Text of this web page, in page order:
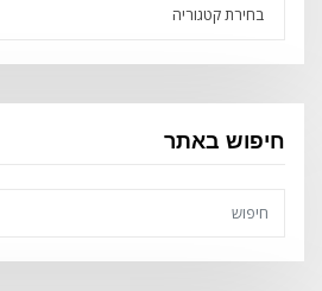
חיפוש באתר